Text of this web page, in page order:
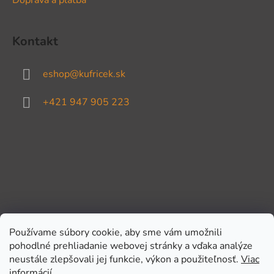
Používame súbory cookie, aby sme vám umožnili
pohodlné prehliadanie webovej stránky a vďaka analýze
neustále zlepšovali jej funkcie, výkon a použiteľnosť. Viac
Kontakt
eshop@kufricek.sk
+421 947 905 223
Prijímame online platby